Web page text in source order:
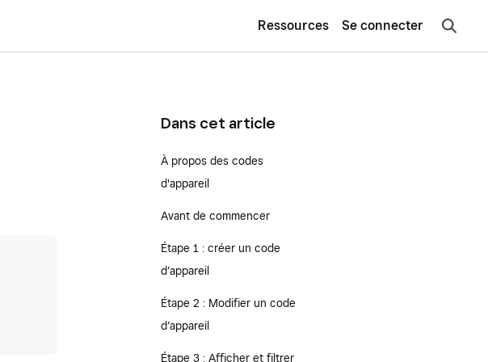
Ressources Se connecter
Dans cet article
À propos des codes
d'appareil
Avant de commencer
Étape 1 : créer un code
d’appareil
Étape 2 : Modifier un code
d’appareil
Étape 3 : Afficher et filtrer